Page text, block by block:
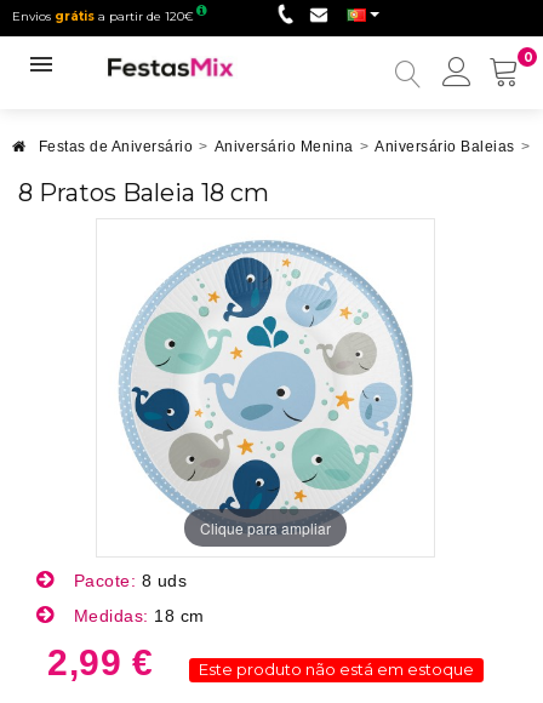
Envios grátis a partir de 120€
0
Minha
Festas de Aniversário > Aniversário Menina > Aniversário Baleias >
8 Pratos Baleia 18 cm
Clique para ampliar
Pacote: 8 uds
Medidas: 18 cm
2,99 € Este produto não está em estoque